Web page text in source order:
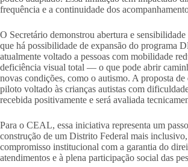
frequência e a continuidade dos
O Secretário demonstrou abertura e sensibilidade
que há possibilidade de expansão do programa
atualmente voltado a pessoas com mobilidade
deficiência visual total — o que pode abrir
novas condições, como o autismo. A proposta
piloto voltado às crianças autistas com
recebida positivamente e será avaliada
Para o CEAL, essa iniciativa representa um
construção de um Distrito Federal mais
compromisso institucional com a garantia do
atendimentos e à plena participação social das